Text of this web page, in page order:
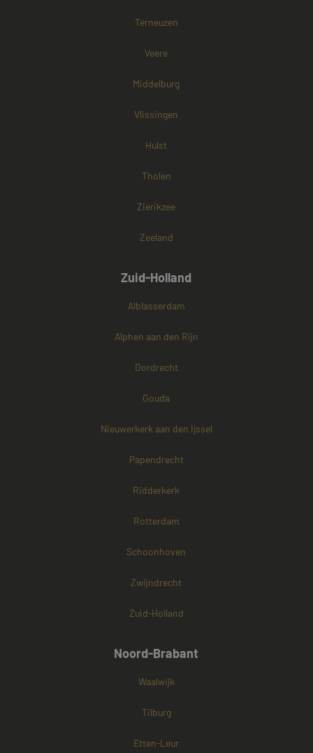
Terneuzen
Veere
Middelburg
Vlissingen
Hulst
Tholen
Zierikzee
Zeeland
Zuid-Holland
Alblasserdam
Alphen aan den Rijn
Dordrecht
Gouda
Nieuwerkerk aan den Ijssel
Papendrecht
Ridderkerk
Rotterdam
Schoonhoven
Zwijndrecht
Zuid-Holland
Noord-Brabant
Waalwijk
Tilburg
Etten-Leur